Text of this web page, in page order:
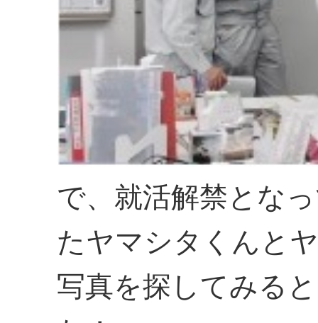
で、就活解禁とな
たヤマシタくんと
写真を探してみる